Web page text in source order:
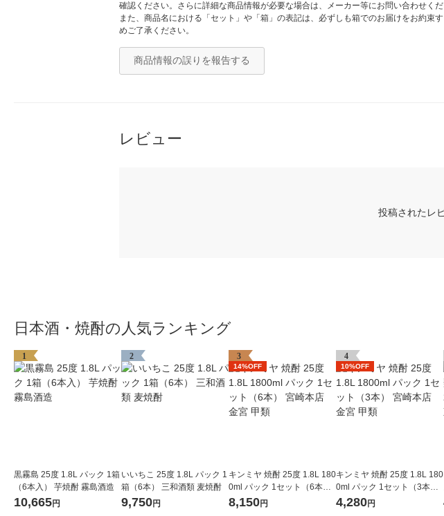
確認ください。さらに詳細な商品情報が必要な場合は、メーカー等にお問い合わせくだ
また、商品名における「セット」や「箱」の表記は、必ずしも箱でのお届けをお約
めご了承ください。
商品情報の誤りを報告する
レビュー
投稿されたレ
日本酒・焼酎の人気ランキング
1
黒霧島 25度 1.8L パック 1箱
（6本入） 芋焼酎 霧島酒造
10,665円
2
いいちこ 25度 1.8L パック 1
箱（6本） 三和酒類 麦焼酎
9,750円
3
14%OFF
キンミヤ 焼酎 25度 1.8L 180
0ml パック 1セット（6本）
宮崎本店 金宮 甲類
8,150円
4
10%OFF
キンミヤ 焼酎 25度 1.8L 180
0ml パック 1セット（3本）
宮崎本店 金宮 甲類
4,280円